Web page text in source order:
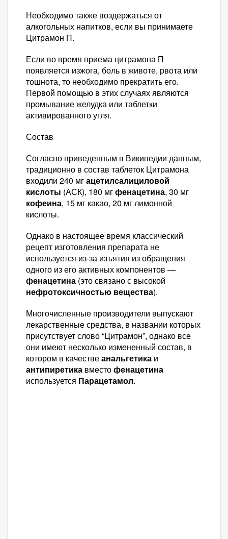
Необходимо также воздержаться от
алкогольных напитков, если вы принимаете
Цитрамон П.
Если во время приема цитрамона П
появляется изжога, боль в животе, рвота или
тошнота, то необходимо прекратить его.
Первой помощью в этих случаях являются
промывание желудка или таблетки
активированного угля.
Состав
Согласно приведенным в Википедии данным,
традиционно в состав таблеток Цитрамона
входили 240 мгацетилсалициловой
кислоты (АСК), 180 мгфенацетина, 30 мг
кофеина, 15 мг какао, 20 мг лимонной
кислоты.
Однако в настоящее время классический
рецепт изготовления препарата не
используется из-за изъятия из обращения
одного из его активных компонентов —
фенацетина (это связано с высокой
нефротоксичностью вещества).
Многочисленные производители выпускают
лекарственные средства, в названии которых
присутствует слово “Цитрамон”, однако все
они имеют несколько измененный состав, в
котором в качествеанальгетика и
антипиретика вместофенацетина
используется Парацетамол.